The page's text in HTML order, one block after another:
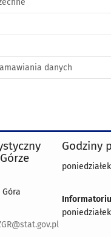
danych
Godziny